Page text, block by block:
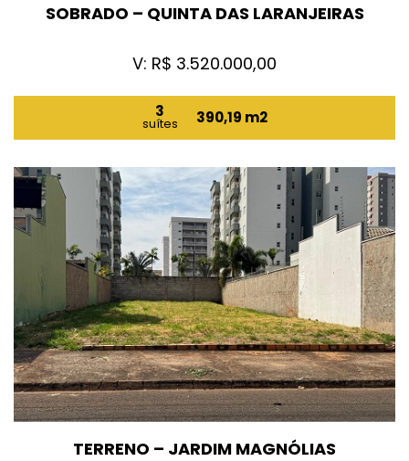
SOBRADO – QUINTA DAS LARANJEIRAS
V: R$ 3.520.000,00
3
suítes 390,19 m2
TERRENO – JARDIM MAGNÓLIAS